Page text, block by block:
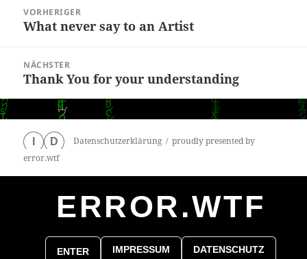
VORHERIGER
Vorheriger
What never say to an Artist
NÄCHSTER
Nächster
Beitrag:
Thank You for your understanding
D Datenschutzerklärung
proudly presented by
error.wtf
ERROR.WTF
ENTER IMPRESSUM DATENSCHUTZ